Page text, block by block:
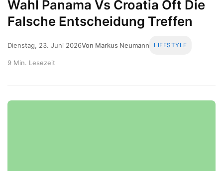
Wahl Panama Vs Croatia Oft Die
Falsche Entscheidung Treffen
Dienstag, 23. Juni 2026Von Markus Neumann LIFESTYLE
9 Min. Lesezeit